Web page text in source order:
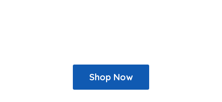
Shop Now